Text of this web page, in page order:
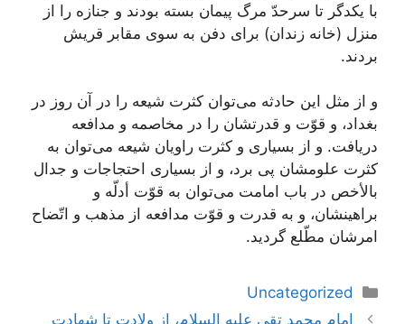
با یكدگر تا سرحدّ مرگ پیمان بسته بودند و جنازه را از
منزل (خانه زندان) براى دفن به سوى مقابر قریش
بردند.
و از مثل این حادثه مى‌توان كثرت شیعه را در آن روز در
بغداد، و قوّت و قدرتشان را در مخاصمه و مدافعه
دریافت. و از بسیارى و كثرت راویان شیعه مى‌توان به
كثرت علومشان پى برد، و از بسیارى احتجاجات و جدال
بالأخص در باب امامت مى‌توان به قوّت أدلّه و
براهینشان، و به قدرت و قوّت مدافعه از مذهب و اتّضاح
امرشان مطّلع گردید.
دسته‌ها
Uncategorized
ناوبریامام محمد تقی علیه السلام، از ولادت تا شهادت